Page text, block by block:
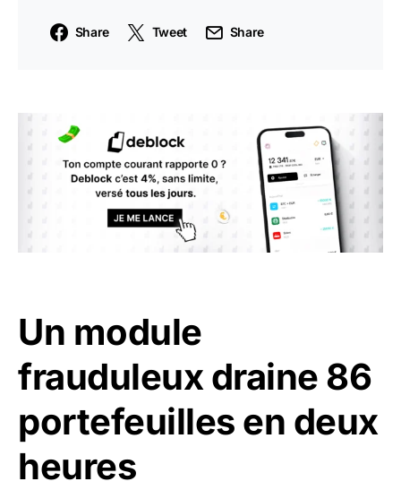
Share Tweet Share
Un module
frauduleux draine 86
portefeuilles en deux
heures